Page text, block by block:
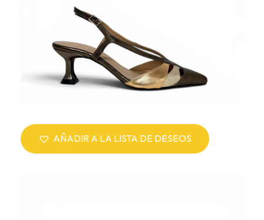
AÑADIR A LA LISTA DE DESEOS